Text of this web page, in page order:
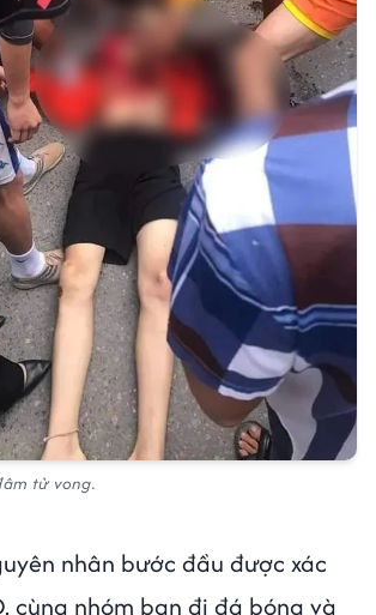
tử vong.
nhân bước đầu được xác
cùng nhóm bạn đi đá bóng và